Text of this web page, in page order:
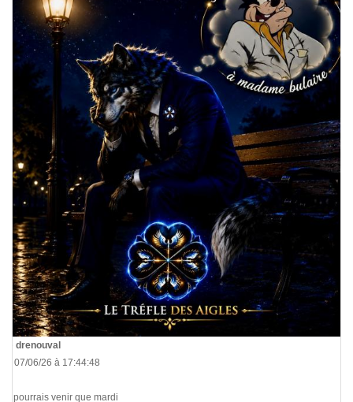
drenouval
Le 07/06/26 à 17:44:48
Je pourrais venir que mardi